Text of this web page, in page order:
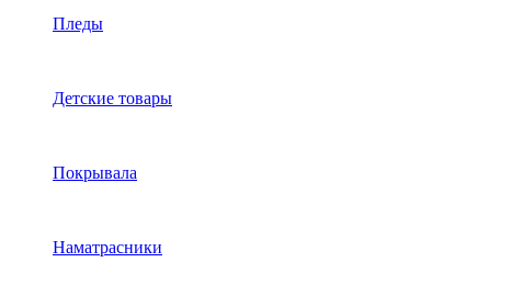
Пледы
Детские товары
Покрывала
Наматрасники